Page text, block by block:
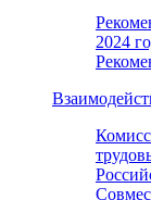
2024